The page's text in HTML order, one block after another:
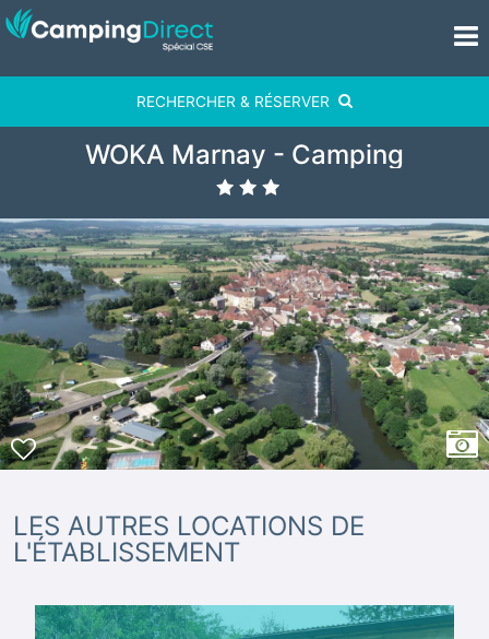
RECHERCHER & RÉSERVER
WOKA Marnay - Camping
LES AUTRES LOCATIONS DE
L'ÉTABLISSEMENT